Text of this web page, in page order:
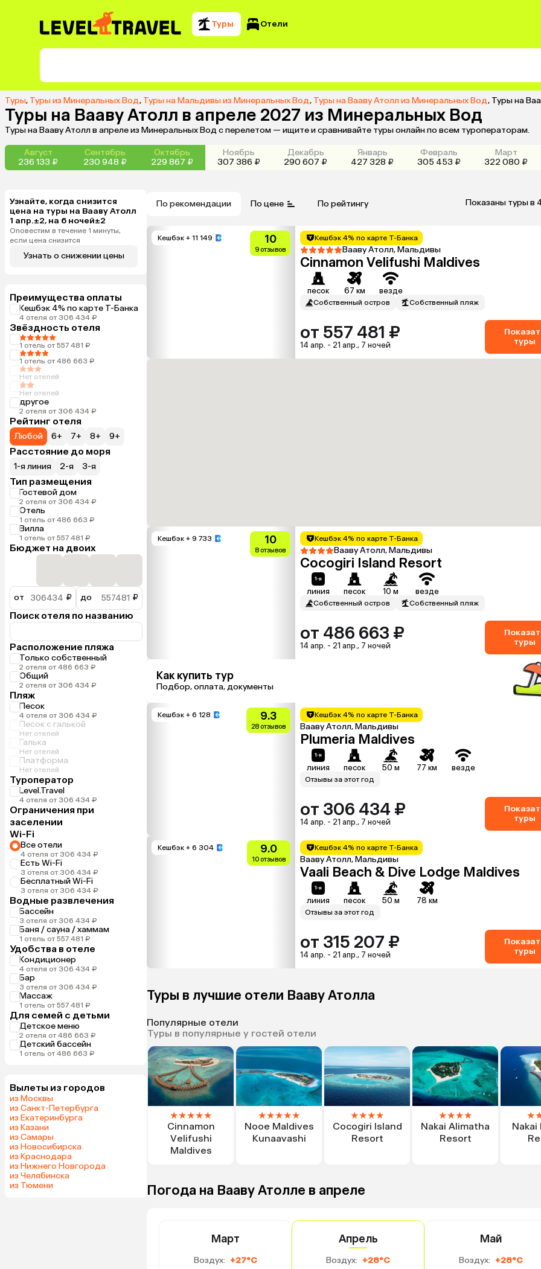
Туры Отели
Туры, Туры из Минеральных Вод, Туры на Мальдивы из Минеральных Вод, Туры на Вааву Атолл из Минеральных Вод, Туры на
Туры на Вааву Атолл в апреле 2027 из Минеральных Вод
Туры на Вааву Атолл в апреле из Минеральных Вод с перелетом — ищите и сравнивайте туры онлайн по всем туроператорам.
Август
236 133 ₽
Сентябрь
230 948 ₽
Октябрь
229 867 ₽
Ноябрь
307 386 ₽
Декабрь
290 607 ₽
Январь
427 328 ₽
Февраль
305 453 ₽
Март
322 080 ₽
Узнайте, когда снизится
цена на туры на Вааву Атолл
1 апр.±2, на 6 ночей±2
Оповестим в течение 1 минуты,
если цена снизится
Узнать о снижении цены
Преимущества оплаты
Кешбэк 4% по карте Т-Банка
4 отеля от 306 434 ₽
Звёздность отеля
1 отель от 557 481 ₽
1 отель от 486 663 ₽
Нет отелей
Нет отелей
другое
2 отеля от 306 434 ₽
Рейтинг отеля
Любой 6+ 7+ 8+ 9+
Расстояние до моря
1-я линия 2-я 3-я
Тип размещения
Гостевой дом
2 отеля от 306 434 ₽
Отель
1 отель от 486 663 ₽
Вилла
1 отель от 557 481 ₽
Бюджет на двоих
от ₽ до ₽
Поиск отеля по названию
Расположение пляжа
Только собственный
2 отеля от 486 663 ₽
Общий
2 отеля от 306 434 ₽
Пляж
Песок
4 отеля от 306 434 ₽
Песок с галькой
Нет отелей
Галька
Нет отелей
Платформа
Нет отелей
Туроператор
Level.Travel
4 отеля от 306 434 ₽
Ограничения при
заселении
Wi-Fi
Все отели
4 отеля от 306 434 ₽
Есть Wi-Fi
3 отеля от 306 434 ₽
Бесплатный Wi-Fi
3 отеля от 306 434 ₽
Водные развлечения
Бассейн
3 отеля от 306 434 ₽
Баня / сауна / хаммам
1 отель от 557 481 ₽
Удобства в отеле
Кондиционер
4 отеля от 306 434 ₽
Бар
3 отеля от 306 434 ₽
Массаж
1 отель от 557 481 ₽
Для семей с детьми
Детское меню
2 отеля от 486 663 ₽
Детский бассейн
1 отель от 486 663 ₽
Вылеты из городов
из Москвы
из Санкт-Петербурга
из Екатеринбурга
из Казани
из Самары
из Новосибирска
из Краснодара
из Нижнего Новгорода
из Челябинска
из Тюмени
По рекомендации По цене По рейтингу Показаны туры в
Кешбэк + 11 149 10
9 отзывов
Кешбэк 4% по карте Т-Банка
Вааву Атолл, Мальдивы
Cinnamon Velifushi Maldives
песок 67 км везде
Собственный остров Собственный пляж
от 557 481 ₽
14 апр. - 21 апр., 7 ночей
туры
Кешбэк + 9 733 10
8 отзывов
Кешбэк 4% по карте Т-Банка
Вааву Атолл, Мальдивы
Cocogiri Island Resort
линия песок 10 м везде
Собственный остров Собственный пляж
от 486 663 ₽
14 апр. - 21 апр., 7 ночей
туры
Как купить тур
Подбор, оплата, документы
Кешбэк + 6 128 9.3
28 отзывов
Кешбэк 4% по карте Т-Банка
Вааву Атолл, Мальдивы
Plumeria Maldives
линия песок 50 м 77 км везде
Отзывы за этот год
от 306 434 ₽
14 апр. - 21 апр., 7 ночей
туры
Кешбэк + 6 304 9.0
10 отзывов
Кешбэк 4% по карте Т-Банка
Вааву Атолл, Мальдивы
Vaali Beach & Dive Lodge Maldives
линия песок 50 м 78 км
Отзывы за этот год
от 315 207 ₽
14 апр. - 21 апр., 7 ночей
туры
Туры в лучшие отели Вааву Атолла
Популярные отели
Туры в популярные у гостей отели
★★★★★
Cinnamon
Velifushi
Maldives
★★★★★
Nooe Maldives
Kunaavashi
★★★★
Cocogiri Island
Resort
★★★★
Nakai Alimatha
Resort
★
Nakai
Погода на Вааву Атолле в апреле
Март
Воздух: +27°C
Апрель
Воздух: +28°C
Май
Воздух: +28°C